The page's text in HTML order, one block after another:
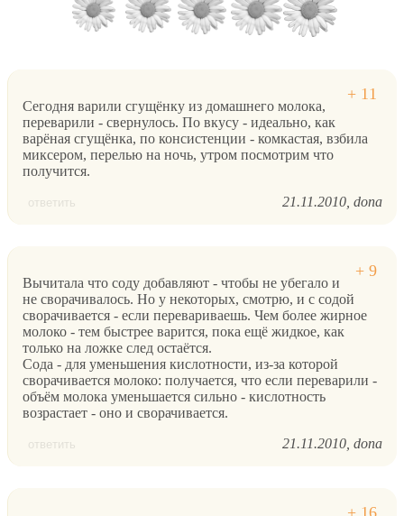
Сегодня варили сгущёнку из домашнего молока,
переварили - свернулось. По вкусу - идеально, как
варёная сгущёнка, по консистенции - комкастая, взбила
миксером, перелью на ночь, утром посмотрим что
получится.
ответить 21.11.2010 dona
Вычитала что соду добавляют - чтобы не убегало и
не сворачивалось. Но у некоторых, смотрю, и с содой
сворачивается - если перевариваешь. Чем более жирное
молоко - тем быстрее варится, пока ещё жидкое, как
только на ложке след остаётся.
Сода - для уменьшения кислотности, из-за которой
сворачивается молоко: получается, что если переварили -
объём молока уменьшается сильно - кислотность
возрастает - оно и сворачивается.
ответить 21.11.2010 dona